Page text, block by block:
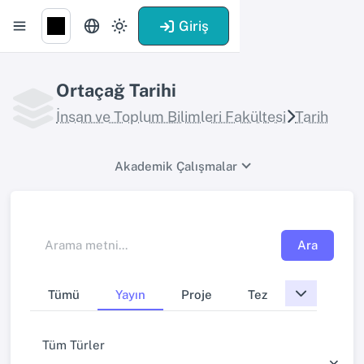
Giriş
Ortaçağ Tarihi
İnsan ve Toplum Bilimleri Fakültesi Tarih
Akademik Çalışmalar
Ara
Tümü Yayın Proje Tez
Tüm Türler